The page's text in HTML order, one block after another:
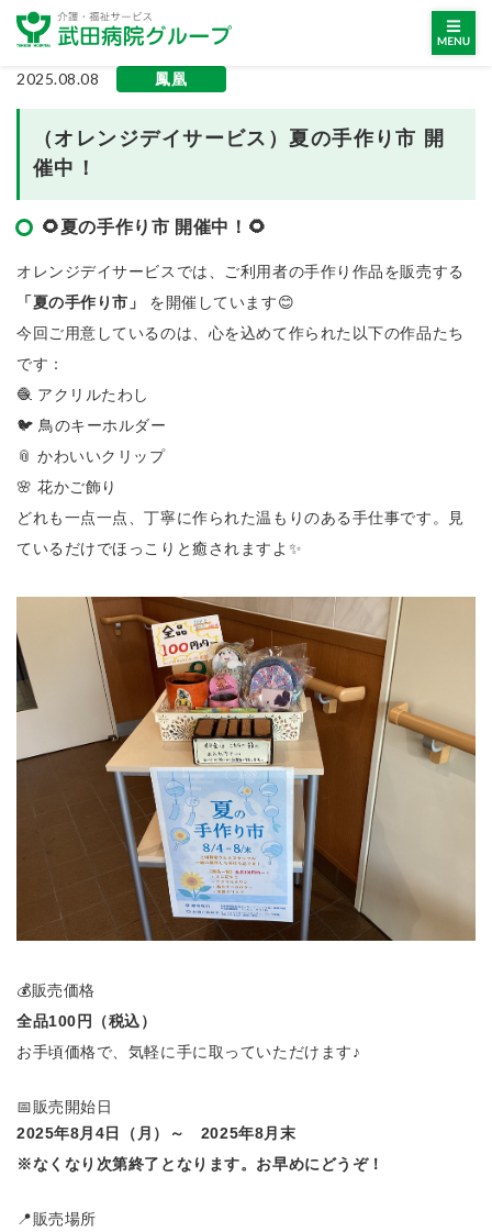
2025.08.08 鳳凰
（オレンジデイサービス）夏の手作り市 開
催中！
🌻夏の手作り市 開催中！🌻
オレンジデイサービスでは、ご利用者の手作り作品を販売する
「夏の手作り市」
を開催しています😊
今回ご用意しているのは、心を込めて作られた以下の作品たち
です：
🧶 アクリルたわし
🐦 鳥のキーホルダー
📎 かわいいクリップ
🌸 花かご飾り
どれも一点一点、丁寧に作られた温もりのある手仕事です。見
ているだけでほっこりと癒されますよ✨
💰販売価格
全品100円（税込）
お手頃価格で、気軽に手に取っていただけます♪
📅販売開始日
2025年8月4日（月）～ 2025年8月末
※なくなり次第終了となります。お早めにどうぞ！
📍販売場所